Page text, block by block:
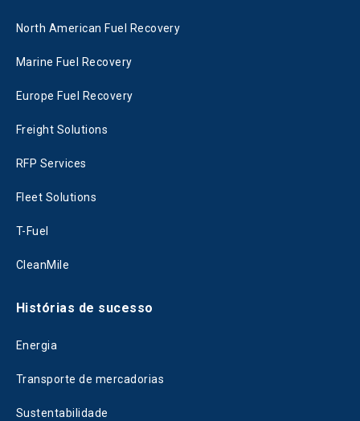
North American Fuel Recovery
Marine Fuel Recovery
Europe Fuel Recovery
Freight Solutions
RFP Services
Fleet Solutions
T-Fuel
CleanMile
Histórias de sucesso
Energia
Transporte de mercadorias
Sustentabilidade